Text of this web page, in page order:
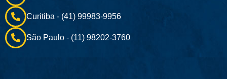
Curitiba - (41) 99983-9956
São Paulo - (11) 98202-3760